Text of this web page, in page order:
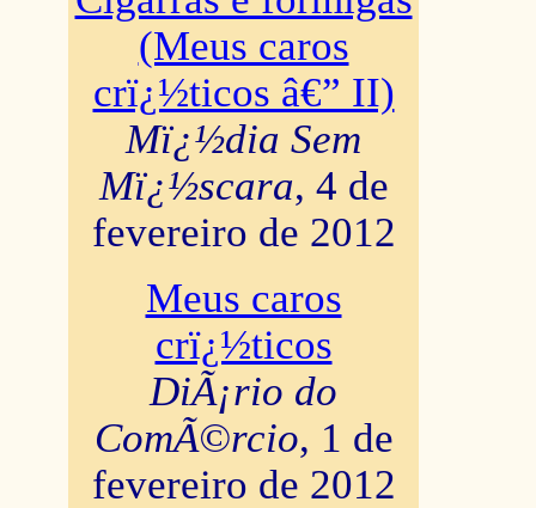
(Meus caros
crï¿½ticos â€” II)
Mï¿½dia Sem
Mï¿½scara, 4 de
fevereiro de 2012
Meus caros
crï¿½ticos
DiÃ¡rio do
ComÃ©rcio, 1 de
fevereiro de 2012